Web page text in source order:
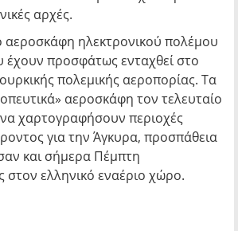
αρχές.
αεροσκάφη ηλεκτρονικού πολέμου
έχουν προσφάτως ενταχθεί στο
πολεμικής αεροπορίας. Τα
αεροσκάφη τον τελευταίο
να χαρτογραφήσουν περιοχές
για την Άγκυρα, προσπάθεια
και σήμερα Πέμπτη
στον ελληνικό εναέριο χώρο.